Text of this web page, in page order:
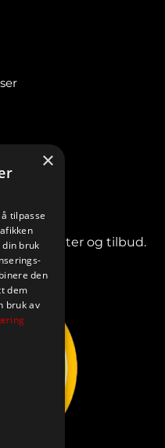
for nyheter og tilbud.
×
tilpasse
bruk
den
dem
bruk av